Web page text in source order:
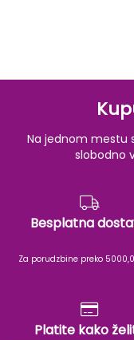
Na jednom mestu
slobodno
Besplatna
Za porudzbine preko
Platite kako